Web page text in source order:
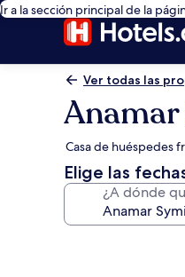
Ir a la sección principal de la
Ver todas las
Anamar
Casa de huéspedes
Elige las
¿A dónde